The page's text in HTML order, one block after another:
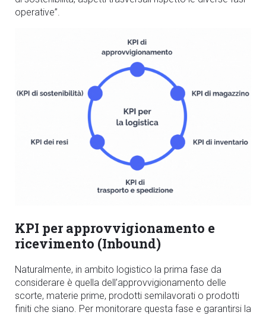
operative”.
KPI per approvvigionamento e
ricevimento (Inbound)
Naturalmente, in ambito logistico la prima fase da
considerare è quella dell’approvvigionamento delle
scorte, materie prime, prodotti semilavorati o prodotti
finiti che siano. Per monitorare questa fase e garantirsi la